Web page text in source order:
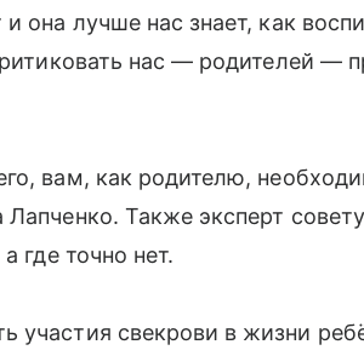
она лучше нас знает, как
нас — родителей —
вам, как родителю,
Также эксперт
где точно нет.
участия свекрови в жизни